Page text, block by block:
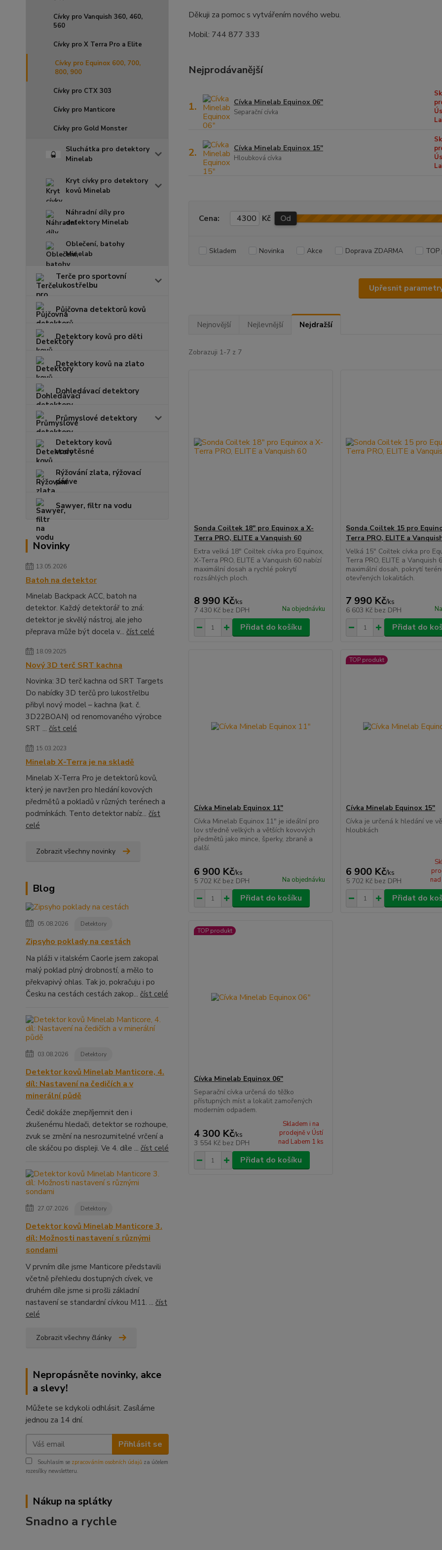
Cívky pro Vanquish 360, 460,
560
Cívky pro X Terra Pro a Elite
Cívky pro Equinox 600, 700,
800, 900
Cívky pro CTX 303
Cívky pro Manticore
Cívky pro Gold Monster
Sluchátka pro detektory
Minelab
Kryt cívky pro detektory
kovů Minelab
Náhradní díly pro
detektory Minelab
Oblečení, batohy
Minelab
Terče pro sportovní
lukostřelbu
Půjčovna detektorů kovů
Detektory kovů pro děti
Detektory kovů na zlato
Dohledávací detektory
Průmyslové detektory
Detektory kovů
vodotěsné
Rýžování zlata, rýžovací
pánve
Sawyer, filtr na vodu
Novinky
13.05.2026
Batoh na detektor
Minelab Backpack ACC, batoh na
detektor. Každý detektorář to zná:
detektor je skvělý nástroj, ale jeho
přeprava může být docela v... číst celé
18.09.2025
Nový 3D terč SRT kachna
Novinka: 3D terč kachna od SRT Targets
Do nabídky 3D terčů pro lukostřelbu
přibyl nový model – kachna (kat. č.
3D22BOAN) od renomovaného výrobce
SRT ... číst celé
15.03.2023
Minelab X-Terra je na skladě
Minelab X-Terra Pro je detektorů kovů,
který je navržen pro hledání kovových
předmětů a pokladů v různých terénech a
podmínkách. Tento detektor nabíz... číst
celé
Zobrazit všechny novinky
Blog
05.08.2026 Detektory
Zipsyho poklady na cestách
Na pláži v italském Caorle jsem zakopal
malý poklad plný drobností, a mělo to
překvapivý ohlas. Tak jo, pokračuju i po
Česku na cestách cestách zakop... číst celé
03.08.2026 Detektory
Detektor kovů Minelab Manticore, 4.
díl: Nastavení na čedičích a v
minerální půdě
Čedič dokáže znepříjemnit den i
zkušenému hledači, detektor se rozhoupe,
zvuk se změní na nesrozumitelné vrčení a
cíle skáčou po displeji. Ve 4. díle ... číst celé
27.07.2026 Detektory
Detektor kovů Minelab Manticore 3.
díl: Možnosti nastavení s různými
sondami
V prvním díle jsme Manticore představili
včetně přehledu dostupných cívek, ve
druhém díle jsme si prošli základní
nastavení se standardní cívkou M11. ... číst
celé
Zobrazit všechny články
Nepropásněte novinky, akce
a slevy!
Můžete se kdykoli odhlásit. Zasíláme
jednou za 14 dní.
Přihlásit se
Souhlasím se zpracováním osobních údajů za účelem
rozesílky newsletteru.
Nákup na splátky
Snadno a rychle
Děkuji za pomoc s vytvářením nového webu.
Mobil: 744 877 333
Nejprodávanější
1. Cívka Minelab Equinox 06"
Separační cívka
2. Cívka Minelab Equinox 15"
Hloubková cívka
Upřesnit
Cena: Kč Od
Skladem Novinka Akce Doprava ZDARMA
Nejnovější Nejlevnější Nejdražší
Zobrazuji 1-7 z 7
Sonda Coiltek 18" pro Equinox a X-
Terra PRO, ELITE a Vanquish 60
Extra velká 18" Coiltek cívka pro Equinox,
X-Terra PRO, ELITE a Vanquish 60 nabízí
maximální dosah a rychlé pokrytí
rozsáhlých ploch.
8 990 Kč/ks
7 430 Kč bez DPH Na objednávku
Přidat do košíku
Sonda Coiltek 15 pro
Terra PRO, ELITE a
Velká 15" Coiltek cívka pro
Terra PRO, ELITE a Vanquish
maximální dosah, pokrytí
otevřených lokalitách.
7 990 Kč/ks
6 603 Kč bez DPH
Přidat do
Cívka Minelab Equinox 11"
Cívka Minelab Equinox 11" je ideální pro
lov středně velkých a větších kovových
předmětů jako mince, šperky, zbraně a
další.
6 900 Kč/ks
5 702 Kč bez DPH Na objednávku
Přidat do košíku
TOP produkt
Cívka Minelab Equinox 15"
Cívka je určená k hledání ve
hloubkách
6 900 Kč/ks
5 702 Kč bez DPH
Přidat do
TOP produkt
Cívka Minelab Equinox 06"
Separační cívka určená do těžko
přístupných míst a lokalit zamořených
moderním odpadem.
4 300 Kč/ks
3 554 Kč bez DPH
Skladem i na
prodejně v Ústí
nad Labem 1 ks
Přidat do košíku